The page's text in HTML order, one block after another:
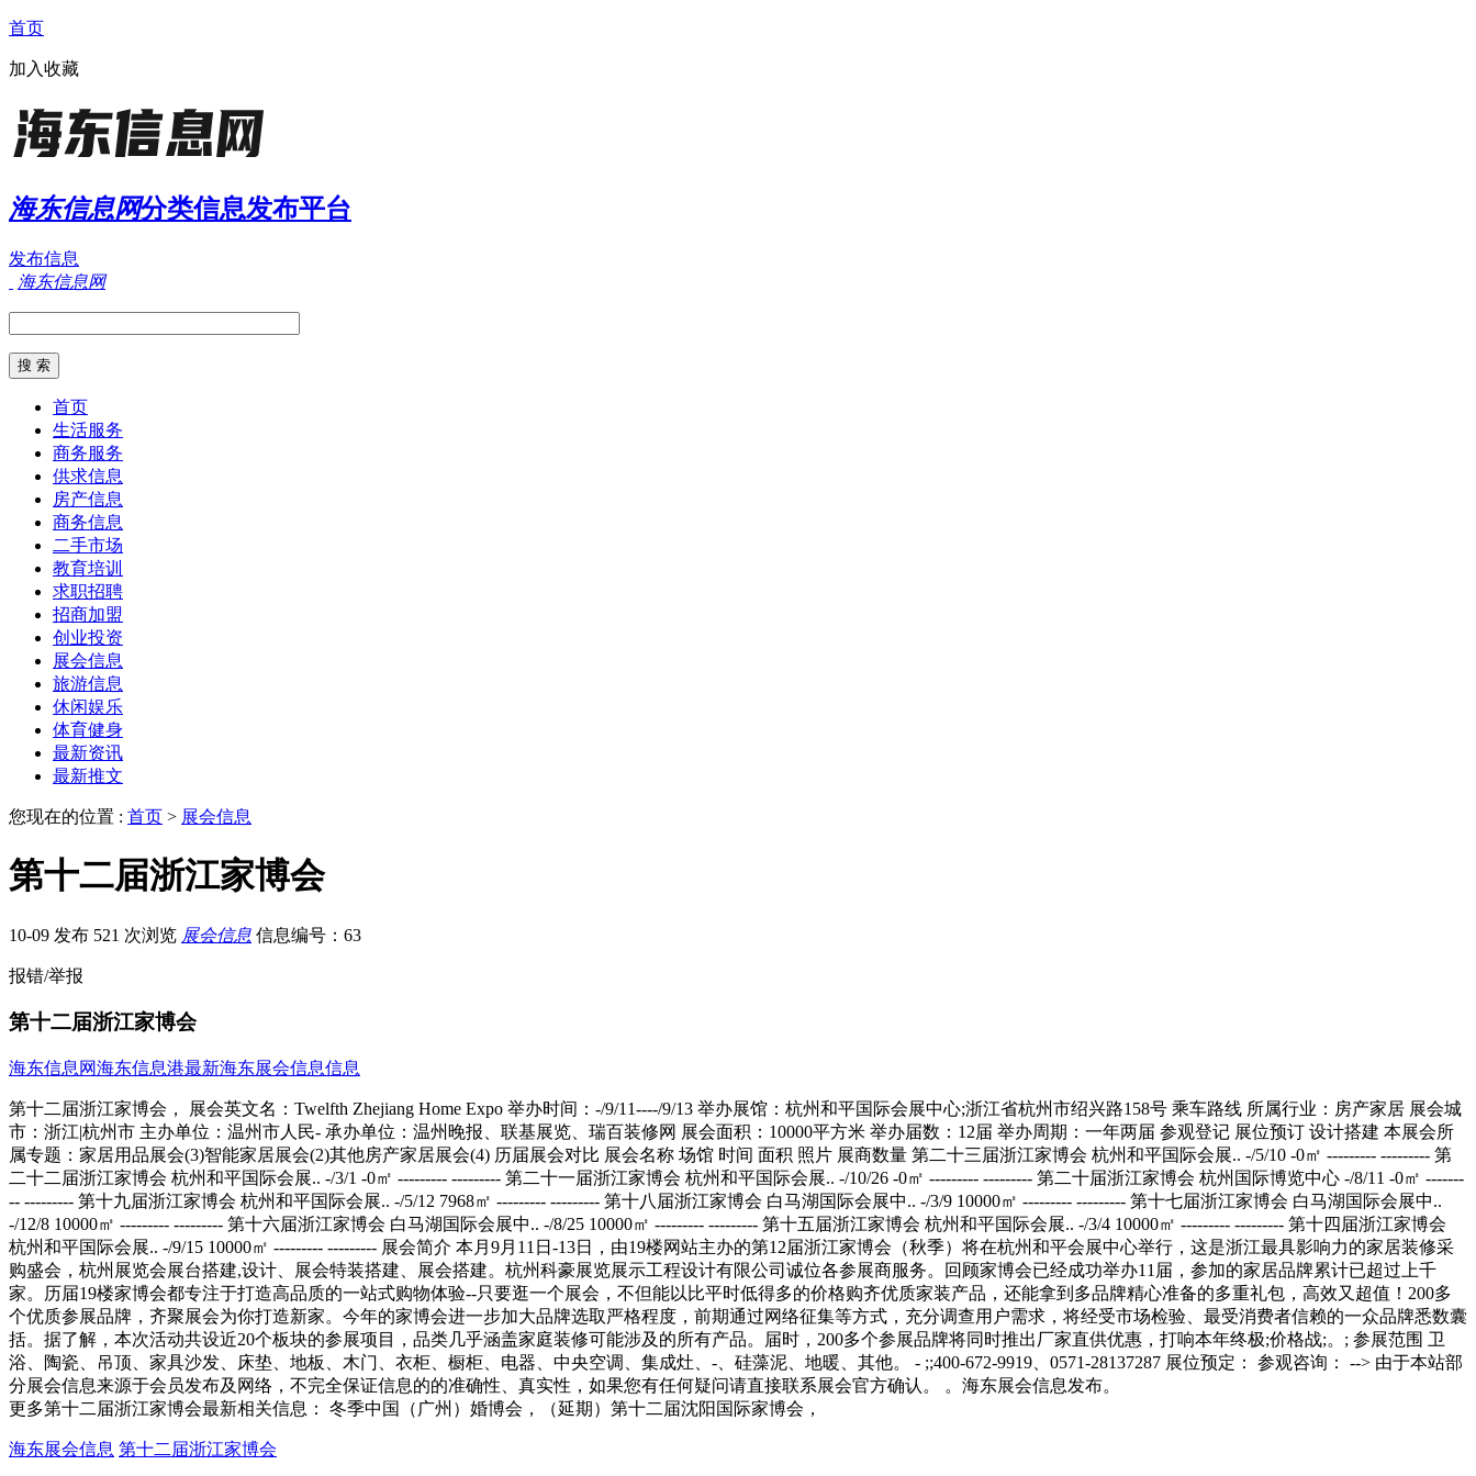
首页
加入收藏
海东信息网分类信息发布平台
发布信息
海东信息网
首页
生活服务
商务服务
供求信息
房产信息
商务信息
二手市场
教育培训
求职招聘
招商加盟
创业投资
展会信息
旅游信息
休闲娱乐
体育健身
最新资讯
最新推文
您现在的位置 : 首页 > 展会信息
第十二届浙江家博会
10-09 发布 521 次浏览 展会信息 信息编号：63
报错/举报
第十二届浙江家博会
海东信息网海东信息港最新海东展会信息信息
第十二届浙江家博会， 展会英文名：Twelfth Zhejiang Home Expo 举办时间：-/9/11----/9/13 举办展馆：杭州和平国际会展中心;浙江省杭州市绍兴路158号 乘车路线 所属行业：房产家居 展会城市：浙江|杭州市 主办单位：温州市人民- 承办单位：温州晚报、联基展览、瑞百装修网 展会面积：10000平方米 举办届数：12届 举办周期：一年两届 参观登记 展位预订 设计搭建 本展会所属专题：家居用品展会(3)智能家居展会(2)其他房产家居展会(4) 历届展会对比 展会名称 场馆 时间 面积 照片 展商数量 第二十三届浙江家博会 杭州和平国际会展.. -/5/10 -0㎡ --------- --------- 第二十二届浙江家博会 杭州和平国际会展.. -/3/1 -0㎡ --------- --------- 第二十一届浙江家博会 杭州和平国际会展.. -/10/26 -0㎡ --------- --------- 第二十届浙江家博会 杭州国际博览中心 -/8/11 -0㎡ --------- --------- 第十九届浙江家博会 杭州和平国际会展.. -/5/12 7968㎡ --------- --------- 第十八届浙江家博会 白马湖国际会展中.. -/3/9 10000㎡ --------- --------- 第十七届浙江家博会 白马湖国际会展中.. -/12/8 10000㎡ --------- --------- 第十六届浙江家博会 白马湖国际会展中.. -/8/25 10000㎡ --------- --------- 第十五届浙江家博会 杭州和平国际会展.. -/3/4 10000㎡ --------- --------- 第十四届浙江家博会 杭州和平国际会展.. -/9/15 10000㎡ --------- --------- 展会简介 本月9月11日-13日，由19楼网站主办的第12届浙江家博会（秋季）将在杭州和平会展中心举行，这是浙江最具影响力的家居装修采购盛会，杭州展览会展台搭建,设计、展会特装搭建、展会搭建。杭州科豪展览展示工程设计有限公司诚位各参展商服务。回顾家博会已经
更多第十二届浙江家博会最新相关信息： 冬季中国（广州）婚博会，（延期）第十二届沈阳国际家博会，
海东展会信息 第十二届浙江家博会